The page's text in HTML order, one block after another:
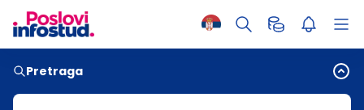
Pretraga